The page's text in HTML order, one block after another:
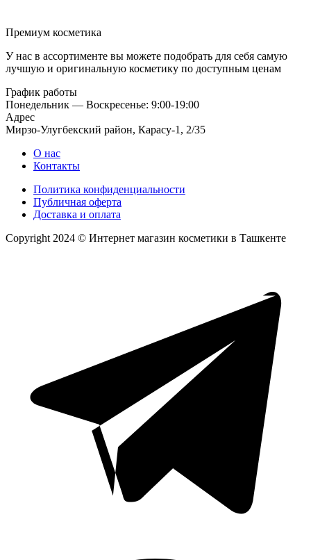
Премиум косметика
У нас в ассортименте вы можете подобрать для себя самую
лучшую и оригинальную косметику по доступным ценам
График работы
Понедельник — Воскресенье: 9:00-19:00
Адрес
Мирзо-Улугбекский район, Карасу-1, 2/35
О нас
Контакты
Политика конфиденциальности
Публичная оферта
Доставка и оплата
Copyright 2024 © Интернет магазин косметики в Ташкенте